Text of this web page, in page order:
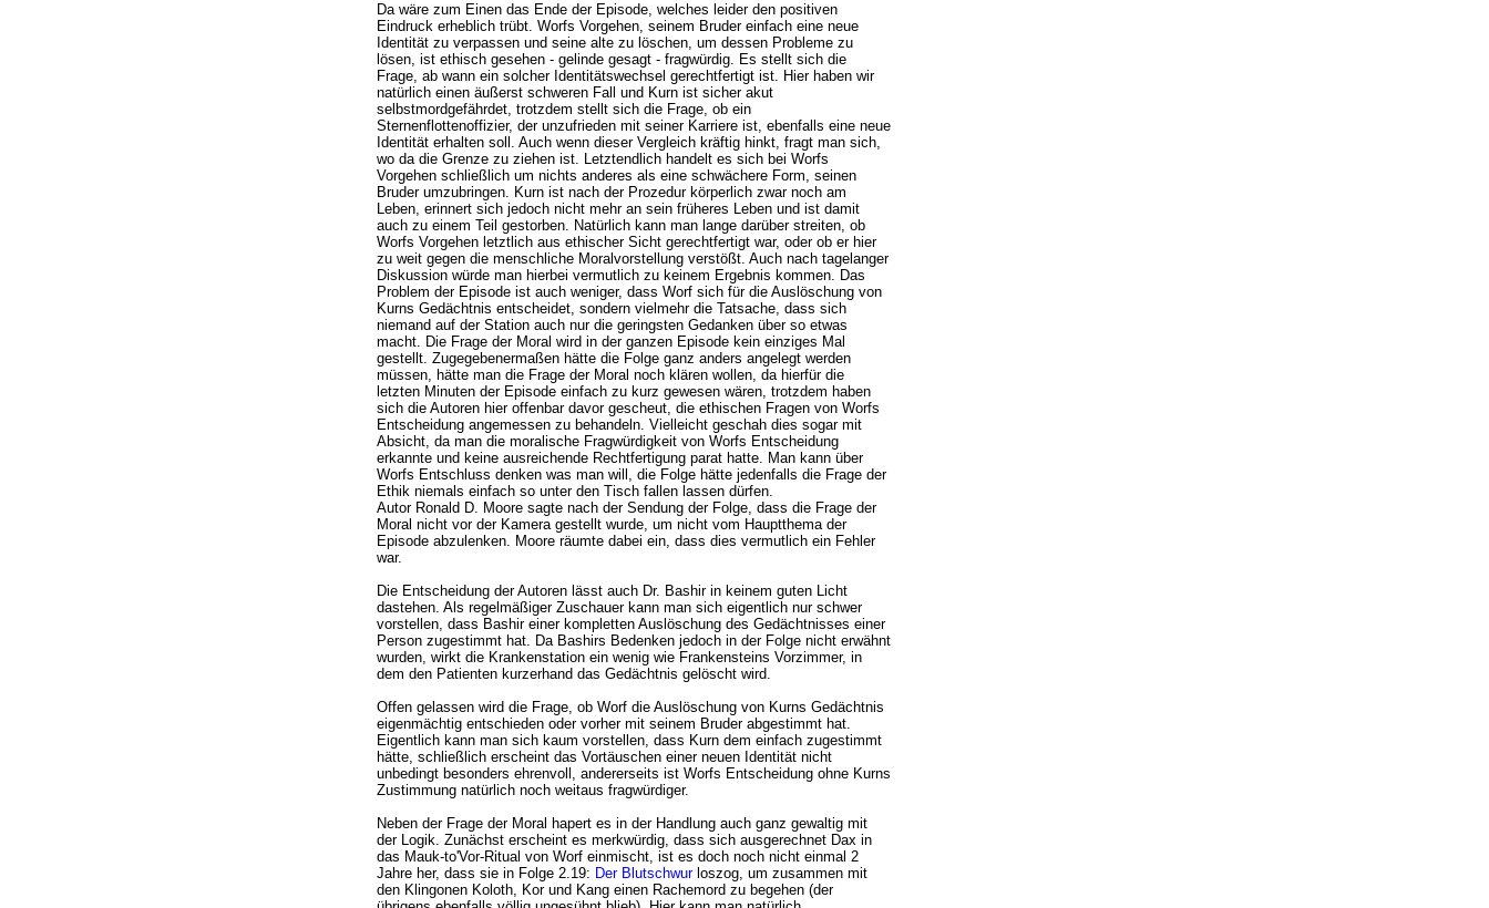
Da wäre zum Einen das Ende der Episode, welches leider den positiven
Eindruck erheblich trübt. Worfs Vorgehen, seinem Bruder einfach eine neue
Identität zu verpassen und seine alte zu löschen, um dessen Probleme zu
lösen, ist ethisch gesehen - gelinde gesagt - fragwürdig. Es stellt sich die
Frage, ab wann ein solcher Identitätswechsel gerechtfertigt ist. Hier haben wir
natürlich einen äußerst schweren Fall und Kurn ist sicher akut
selbstmordgefährdet, trotzdem stellt sich die Frage, ob ein
Sternenflottenoffizier, der unzufrieden mit seiner Karriere ist, ebenfalls eine neue
Identität erhalten soll. Auch wenn dieser Vergleich kräftig hinkt, fragt man sich,
wo da die Grenze zu ziehen ist. Letztendlich handelt es sich bei Worfs
Vorgehen schließlich um nichts anderes als eine schwächere Form, seinen
Bruder umzubringen. Kurn ist nach der Prozedur körperlich zwar noch am
Leben, erinnert sich jedoch nicht mehr an sein früheres Leben und ist damit
auch zu einem Teil gestorben. Natürlich kann man lange darüber streiten, ob
Worfs Vorgehen letztlich aus ethischer Sicht gerechtfertigt war, oder ob er hier
zu weit gegen die menschliche Moralvorstellung verstößt. Auch nach tagelanger
Diskussion würde man hierbei vermutlich zu keinem Ergebnis kommen. Das
Problem der Episode ist auch weniger, dass Worf sich für die Auslöschung von
Kurns Gedächtnis entscheidet, sondern vielmehr die Tatsache, dass sich
niemand auf der Station auch nur die geringsten Gedanken über so etwas
macht. Die Frage der Moral wird in der ganzen Episode kein einziges Mal
gestellt. Zugegebenermaßen hätte die Folge ganz anders angelegt werden
müssen, hätte man die Frage der Moral noch klären wollen, da hierfür die
letzten Minuten der Episode einfach zu kurz gewesen wären, trotzdem haben
sich die Autoren hier offenbar davor gescheut, die ethischen Fragen von Worfs
Entscheidung angemessen zu behandeln. Vielleicht geschah dies sogar mit
Absicht, da man die moralische Fragwürdigkeit von Worfs Entscheidung
erkannte und keine ausreichende Rechtfertigung parat hatte. Man kann über
Worfs Entschluss denken was man will, die Folge hätte jedenfalls die Frage der
Ethik niemals einfach so unter den Tisch fallen lassen dürfen.
Autor Ronald D. Moore sagte nach der Sendung der Folge, dass die Frage der
Moral nicht vor der Kamera gestellt wurde, um nicht vom Hauptthema der
Episode abzulenken. Moore räumte dabei ein, dass dies vermutlich ein Fehler
war.
Die Entscheidung der Autoren lässt auch Dr. Bashir in keinem guten Licht
dastehen. Als regelmäßiger Zuschauer kann man sich eigentlich nur schwer
vorstellen, dass Bashir einer kompletten Auslöschung des Gedächtnisses einer
Person zugestimmt hat. Da Bashirs Bedenken jedoch in der Folge nicht erwähnt
wurden, wirkt die Krankenstation ein wenig wie Frankensteins Vorzimmer, in
dem den Patienten kurzerhand das Gedächtnis gelöscht wird.
Offen gelassen wird die Frage, ob Worf die Auslöschung von Kurns Gedächtnis
eigenmächtig entschieden oder vorher mit seinem Bruder abgestimmt hat.
Eigentlich kann man sich kaum vorstellen, dass Kurn dem einfach zugestimmt
hätte, schließlich erscheint das Vortäuschen einer neuen Identität nicht
unbedingt besonders ehrenvoll, andererseits ist Worfs Entscheidung ohne Kurns
Zustimmung natürlich noch weitaus fragwürdiger.
Neben der Frage der Moral hapert es in der Handlung auch ganz gewaltig mit
der Logik. Zunächst erscheint es merkwürdig, dass sich ausgerechnet Dax in
das Mauk-to'Vor-Ritual von Worf einmischt, ist es doch noch nicht einmal 2
Jahre her, dass sie in Folge 2.19: Der Blutschwurloszog, um zusammen mit
den Klingonen Koloth, Kor und Kang einen Rachemord zu begehen (der